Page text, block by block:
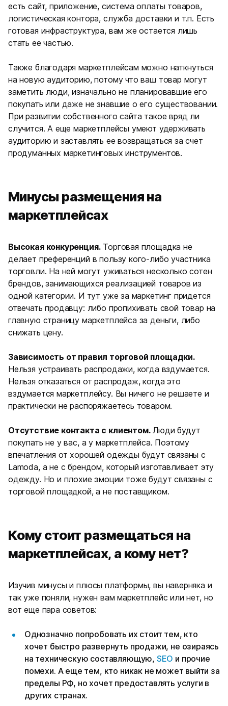
есть сайт, приложение, система оплаты товаров,
логистическая контора, служба доставки и т.п. Есть
готовая инфраструктура, вам же остается лишь
стать ее частью.
Также благодаря маркетплейсам можно наткнуться
на новую аудиторию, потому что ваш товар могут
заметить люди, изначально не планировавшие его
покупать или даже не знавшие о его существовании.
При развитии собственного сайта такое вряд ли
случится. А еще маркетплейсы умеют удерживать
аудиторию и заставлять ее возвращаться за счет
продуманных маркетинговых инструментов.
Минусы размещения на
маркетплейсах
Высокая конкуренция.Торговая площадка не
делает преференций в пользу кого-либо участника
торговли. На ней могут уживаться несколько сотен
брендов, занимающихся реализацией товаров из
одной категории. И тут уже за маркетинг придется
отвечать продавцу: либо пропихивать свой товар на
главную страницу маркетплейса за деньги, либо
cнижать цену.
Зависимость от правил торговой площадки.
Нельзя устраивать распродажи, когда вздумается.
Нельзя отказаться от распродаж, когда это
вздумается маркетплейсу. Вы ничего не решаете и
практически не распоряжаетесь товаром.
Отсутствие контакта с клиентом.Люди будут
покупать не у вас, а у маркетплейса. Поэтому
впечатления от хорошей одежды будут связаны с
Lamoda, а не с брендом, который изготавливает эту
одежду. Но и плохие эмоции тоже будут связаны с
торговой площадкой, а не поставщиком.
Кому стоит размещаться на
маркетплейсах, а кому нет?
Изучив минусы и плюсы платформы, вы наверняка и
так уже поняли, нужен вам маркетплейс или нет, но
вот еще пара советов:
Однозначно попробовать их стоит тем, кто
хочет быстро развернуть продажи, не озираясь
на техническую составляющую, SEO и прочие
помехи. А еще тем, кто никак не может выйти за
пределы РФ, но хочет предоставлять услуги в
других странах.